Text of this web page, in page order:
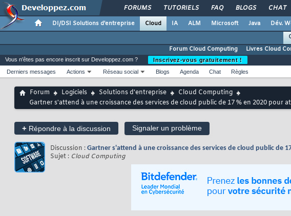
FORUMS TUTORIELS FAQ BLOGS CHAT
DI/DSI Solutions d'entreprise Cloud IA ALM Microsoft Java Dév.
Forum Cloud Computing
Livres Cloud
Vous n'êtes pas encore inscrit sur Developpez.com ?
Inscrivez-vous gratuitement !
Derniers messages
Actions Réseau social Blogs Agenda Chat Règles
Forum Logiciels Solutions d'entreprise
Cloud Computing
Gartner s'attend à une croissance des services de cloud public de 17 % en 2020 pour
+ Répondre à la discussion Signaler un problème
Discussion : Gartner s'attend à une croissance des services de cloud public de
Sujet : Cloud Computing